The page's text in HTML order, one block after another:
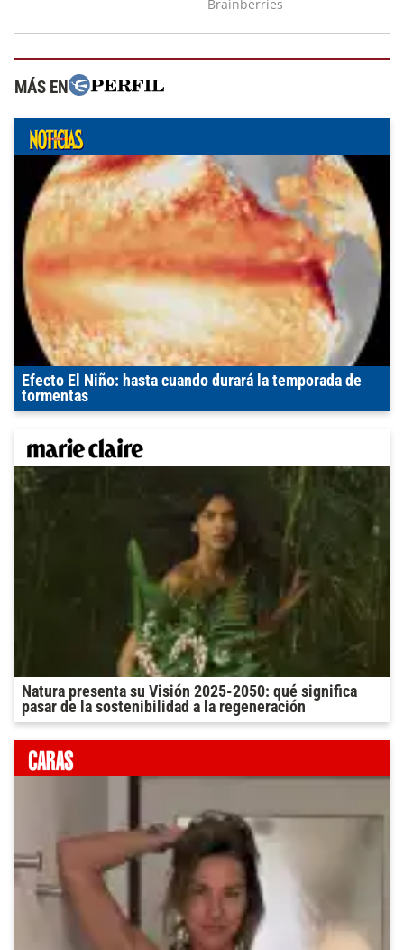
MÁS EN
Efecto El Niño: hasta cuando durará la temporada de
tormentas
Natura presenta su Visión 2025-2050: qué significa
pasar de la sostenibilidad a la regeneración